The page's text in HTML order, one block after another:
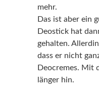
mehr.
Das ist aber ein
Deostick hat
gehalten.
dass er nicht
Deocremes. Mit
länger hin.